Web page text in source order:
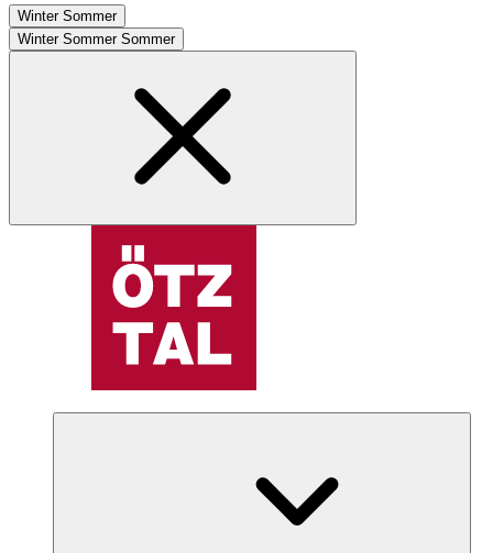
Winter Sommer
Winter Sommer Sommer